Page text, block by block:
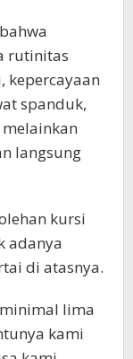
rutinitas
kepercayaan
spanduk,
langsung
kursi
adanya
di atasnya.
lima
kami